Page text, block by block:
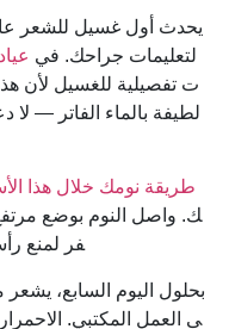
يحدث أول غسيل للشعر
لتعليمات جراحك. في
ت تفصيلية للغسيل لأن
لطيفة بالماء الفاتر —
طريقة نومك خلال هذا
ك. واصل النوم بوضع
فر لمنع
بحلول اليوم السابع،
ى العمل المكتبي.